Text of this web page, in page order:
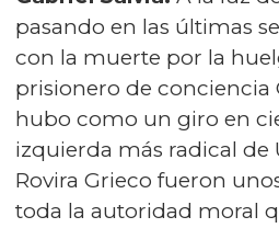
pasando en las últimas
con la muerte por la
prisionero de conciencia
hubo como un giro en
izquierda más radical de
Rovira Grieco fueron
toda la autoridad moral